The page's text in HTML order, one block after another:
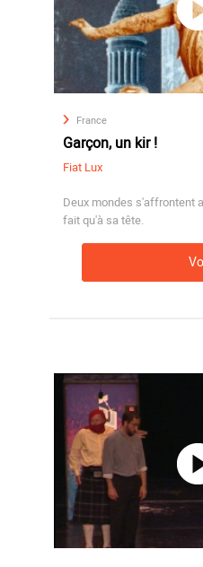
France
Garçon, un kir !
Fiat Lux
Deux mondes s'affrontent
fait qu'à sa tête.